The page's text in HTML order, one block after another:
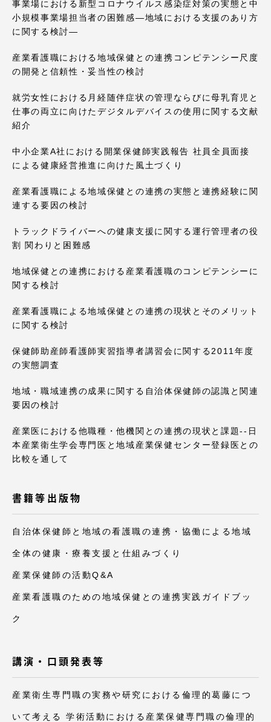
事業場における新型コロナウイルス感染症対策の実態と中
小規模事業場担当者の困難感―地域における支援のあり方
に関する検討―
産業看護職における地域保健との連携コンピテンシー尺度
の開発と信頼性・妥当性の検討
就労女性における月経随伴症状の管理ならびに母乳育児と
仕事の両立に向けたデジタルデバイスの使用に関する文献
紹介
中小企業A社における開業保健師実践報告 社員全員面接
による健康経営推進に向けた風土づくり
産業看護職による地域保健との連携の実態と連携経験に関
連する要因の検討
トラックドライバーへの健康支援に関する運行管理者の役
割 関わりと困難感
地域保健との連携における産業看護職のコンピテンシーに
関する検討
産業看護職による地域保健との連携の現状とそのメリット
に関する検討
保健師助産師看護師実習指導者講習会に関する2011年度
の実態調査
地域・職域連携の成果に関する自治体保健師の認識と関連
要因の検討
産業医における他職種・他機関との連携の現状と課題--日
本産業衛生学会専門医と地域産業保健センター登録医との
比較を通して
書籍等出版物
自治体保健師と地域の看護職の連携・協働による地域
全体の健康・療養支援と仕組みづくり
産業保健師の活動Q&A
産業看護職のための地域保健との連携実践ガイドブッ
ク
講演・口頭発表等
産業衛生専門職の実務や研究における倫理的葛藤につ
いて考える 学術活動における産業保健専門職の倫理的